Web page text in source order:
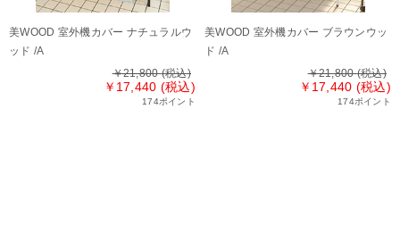
美WOOD 室外機カバー ナチュラルウ
ッド /A
￥21,800(税込)
￥17,440 (税込)
174ポイント
美WOOD 室外機カバー ブラウンウッ
ド /A
￥21,800(税込)
￥17,440 (税込)
174ポイント